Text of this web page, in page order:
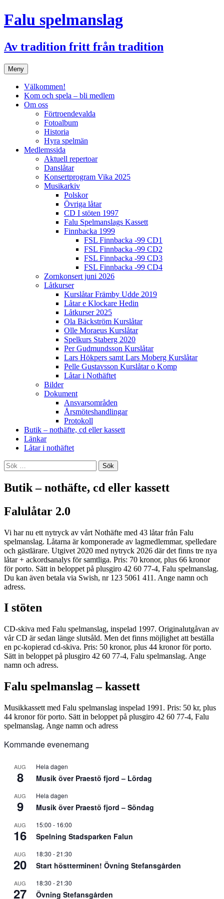
Hoppa
till
Falu spelmanslag
Av tradition fritt från tradition
Meny
Välkommen!
Kom och spela – bli medlem
Om oss
Förtroendevalda
Fotoalbum
Historia
Hyra spelmän
Medlemssida
Aktuell repertoar
Danslåtar
Konsertprogram Vika 2025
Musikarkiv
Polskor
Övriga låtar
CD I stöten 1997
Falu Spelmanslags Kassett
Finnbacka 1999
FSL Finnbacka -99 CD1
FSL Finnbacka -99 CD2
FSL Finnbacka -99 CD3
FSL Finnbacka -99 CD4
Zornkonsert juni 2026
Låtkurser
Kurslåtar Främby Udde 2019
Låtar e Klockare Hedin
Låtkurser 2025
Ola Bäckström Kurslåtar
Olle Moraeus Kurslåtar
Spelkurs Staberg 2020
Per Gudmundsson Kurslåtar
Lars Hökpers samt Lars Moberg Kurslåtar
Pelle Gustavsson Kurslåtar o Komp
Låtar i Nothäftet
Bilder
Dokument
Ansvarsområden
Årsmöteshandlingar
Protokoll
Butik – nothäfte, cd eller kassett
Länkar
Låtar i nothäftet
Sök
efter:
Butik – nothäfte, cd eller kassett
Falulåtar 2.0
Vi har nu ett nytryck av vårt Nothäfte med 43 låtar från Falu
spelmanslag. Låtarna är komponerade av lagmedlemmar, spelledare
och gästlärare. Utgivet 2020 med nytryck 2026 där det finns tre nya
låtar + ackordsanalys för samtliga. Pris: 70 kronor, plus 66 kronor
för porto. Sätt in beloppet på plusgiro 42 60 77-4, Falu spelmanslag.
Du kan även betala via Swish, nr 123 5061 411. Ange namn och
adress.
I stöten
CD-skiva med Falu spelmanslag, inspelad 1997. Originalutgåvan av
vår CD är sedan länge slutsåld. Men det finns möjlighet att beställa
en pc-kopierad cd-skiva. Pris: 50 kronor, plus 44 kronor för porto.
Sätt in beloppet på plusgiro 42 60 77-4, Falu spelmanslag. Ange
namn och adress.
Falu spelmanslag – kassett
Musikkassett med Falu spelmanslag inspelad 1991. Pris: 50 kr, plus
44 kronor för porto. Sätt in beloppet på plusgiro 42 60 77-4, Falu
spelmanslag. Ange namn och adress
Kommande evenemang
AUG
8
Hela dagen
Musik över Praestö fjord – Lördag
AUG
9
Hela dagen
Musik över Praestö fjord – Söndag
AUG
16
15:00 - 16:00
Spelning Stadsparken Falun
AUG
20
18:30 -21:30
Start höstterminen! Övning Stefansgården
AUG
27
18:30 -21:30
Övning Stefansgården